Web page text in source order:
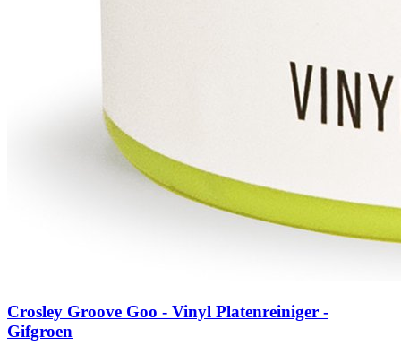
Crosley Groove Goo - Vinyl Platenreiniger -
Gifgroen